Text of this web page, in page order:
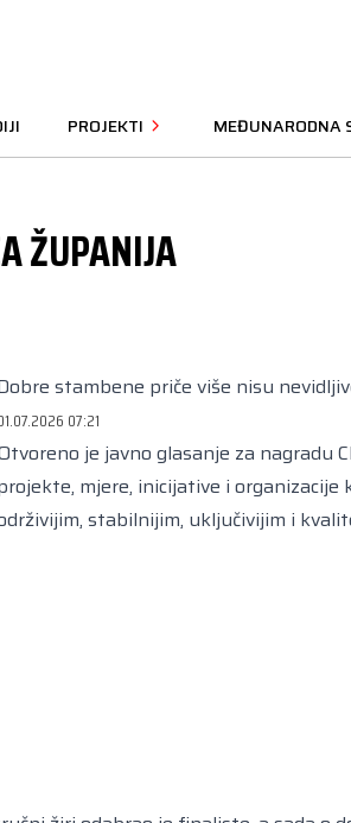
PROJEKTI MEĐUNARODNA
ŽUPANIJA
stambene priče više nisu
07:21
je javno glasanje za nagradu
mjere, inicijative i
stabilnijim, uključivijim i